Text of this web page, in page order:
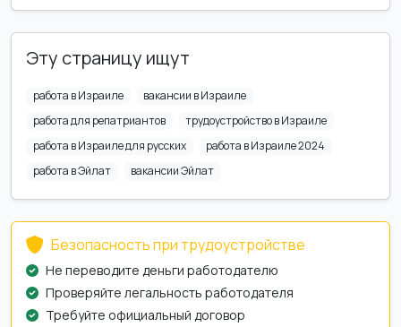
Эту страницу ищут
работа в Израиле
вакансии в Израиле
работа для репатриантов
трудоустройство в Израиле
работа в Израиле для русских
работа в Израиле 2024
работа в Эйлат
вакансии Эйлат
Безопасность при трудоустройстве
Не переводите деньги работодателю
Проверяйте легальность работодателя
Требуйте официальный договор